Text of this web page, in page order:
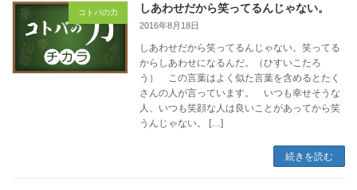
コトバの力 しあわせだから笑ってるんじゃない。
2016年8月18日
しあわせだから笑ってるんじゃない。笑ってる
からしあわせになるんだ。（ひすいこたろ
う） この言葉はよく似た言葉を含めるとたく
さんの人が言っています。 いつも幸せそうな
人、いつも笑顔な人は良いことがあってから笑
うんじゃない。 […]
続きを読む